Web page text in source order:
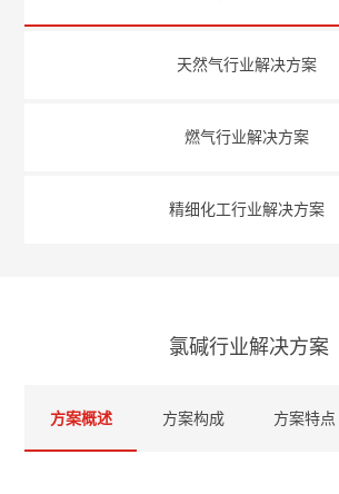
天然气行业解决方案
燃气行业解决方案
精细化工行业解决方案
氯碱行业解决方案
方案概述 方案构成 方案特点